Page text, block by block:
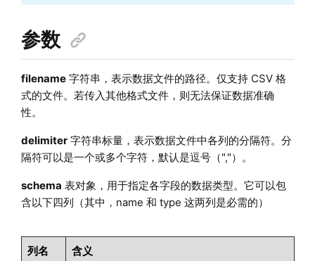
参数
filename字符串，表示数据文件的路径。仅支持 CSV 格
式的文件。若传入其他格式文件，则无法保证数据准确
性。
delimiter字符串标量，表示数据文件中各列的分隔符。分
隔符可以是一个或多个字符，默认是逗号（","）。
schema 表对象，用于指定各字段的数据类型。它可以包
含以下四列（其中，name 和 type 这两列是必需的）
列名 含义